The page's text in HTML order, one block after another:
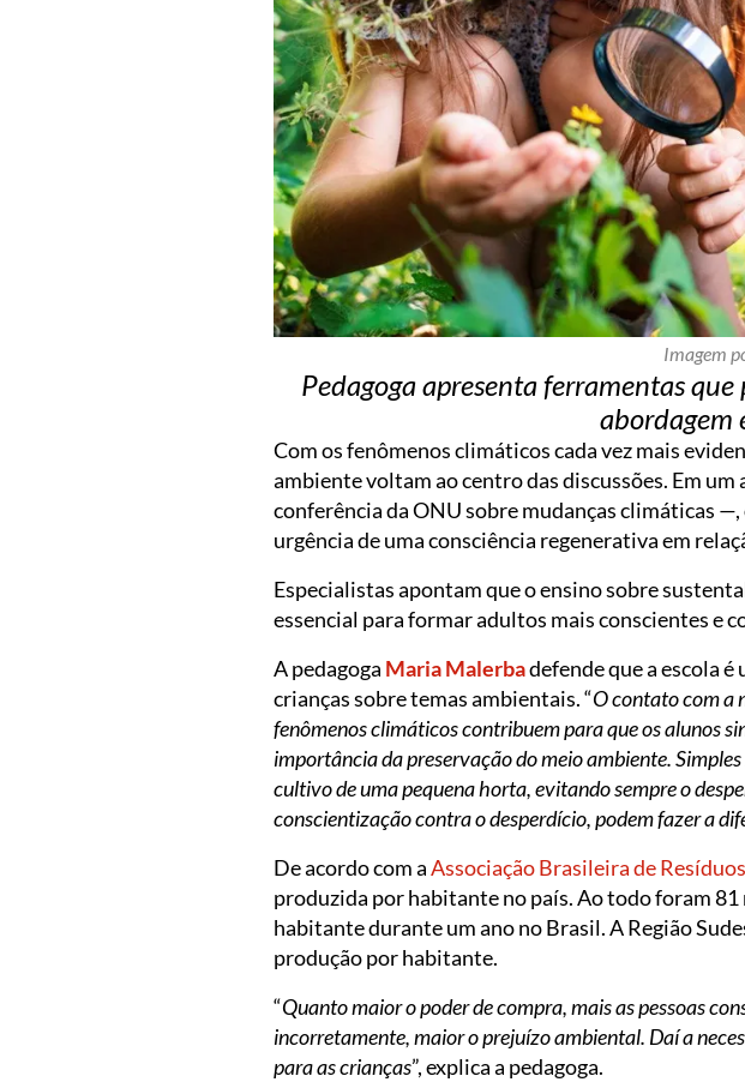
Imagem
Pedagoga apresenta ferramentas
abordagem
Com os fenômenos climáticos cada vez mais
ambiente voltam ao centro das discussões. Em
conferência da ONU sobre mudanças climáticas
urgência de uma consciência regenerativa em
Especialistas apontam que o ensino sobre
essencial para formar adultos mais conscientes e
A pedagoga Maria Malerbadefende que a escola
crianças sobre temas ambientais. “O contato com a
fenômenos climáticos contribuem para que os alunos
importância da preservação do meio ambiente.
cultivo de uma pequena horta, evitando sempre o
conscientização contra o desperdício, podem fazer a
De acordo com aAssociação Brasileira de
produzida por habitante no país. Ao todo foram
habitante durante um ano no Brasil. A Região
produção por habitante.
“Quanto maior o poder de compra, mais as pessoas
incorretamente, maior o prejuízo ambiental. Daí a
para as crianças”, explica a pedagoga.